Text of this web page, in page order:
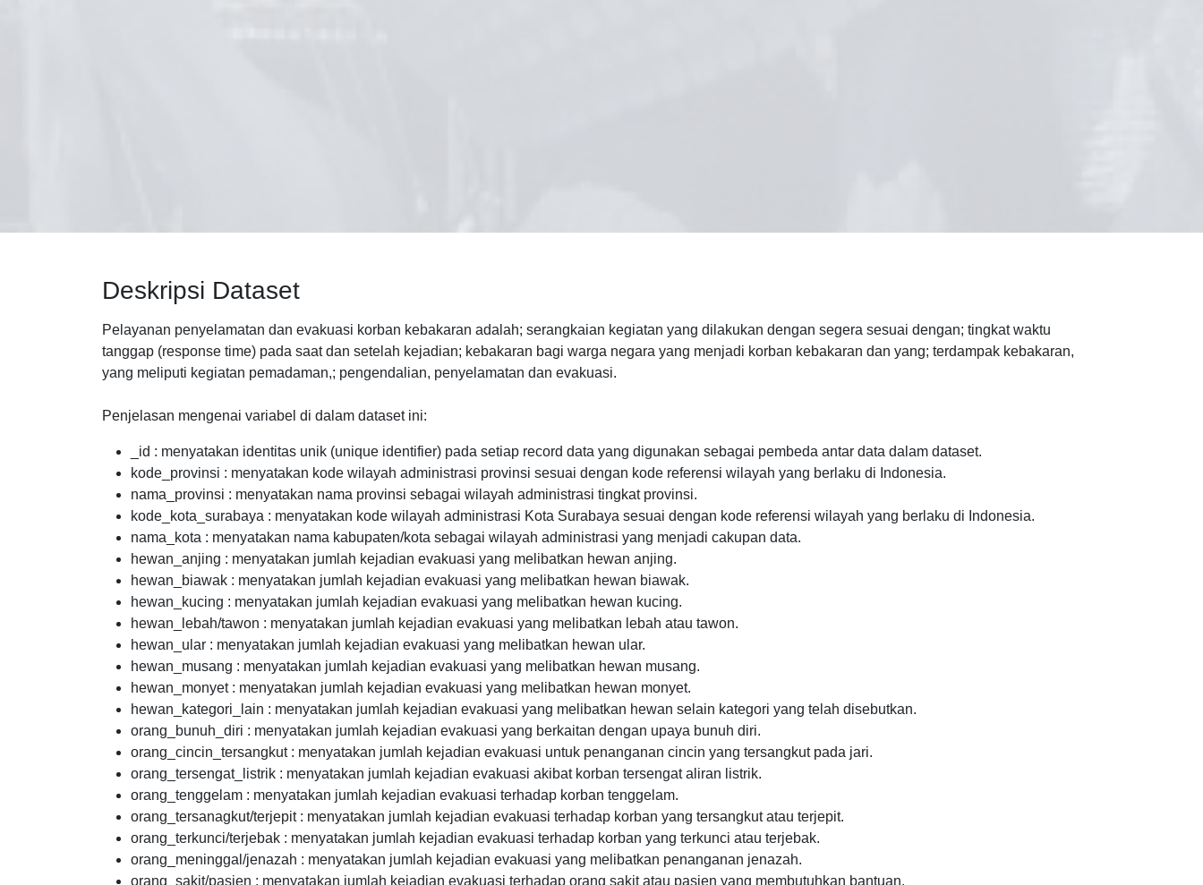
Deskripsi Dataset
Pelayanan penyelamatan dan evakuasi korban kebakaran adalah; serangkaian kegiatan yang dilakukan dengan segera sesuai dengan; tingkat waktu
tanggap (response time) pada saat dan setelah kejadian; kebakaran bagi warga negara yang menjadi korban kebakaran dan yang; terdampak kebakaran,
yang meliputi kegiatan pemadaman,; pengendalian, penyelamatan dan evakuasi.
Penjelasan mengenai variabel di dalam dataset ini:
_id : menyatakan identitas unik (unique identifier) pada setiap record data yang digunakan sebagai pembeda antar data dalam dataset.
kode_provinsi : menyatakan kode wilayah administrasi provinsi sesuai dengan kode referensi wilayah yang berlaku di Indonesia.
nama_provinsi : menyatakan nama provinsi sebagai wilayah administrasi tingkat provinsi.
kode_kota_surabaya : menyatakan kode wilayah administrasi Kota Surabaya sesuai dengan kode referensi wilayah yang berlaku di Indonesia.
nama_kota : menyatakan nama kabupaten/kota sebagai wilayah administrasi yang menjadi cakupan data.
hewan_anjing : menyatakan jumlah kejadian evakuasi yang melibatkan hewan anjing.
hewan_biawak : menyatakan jumlah kejadian evakuasi yang melibatkan hewan biawak.
hewan_kucing : menyatakan jumlah kejadian evakuasi yang melibatkan hewan kucing.
hewan_lebah/tawon : menyatakan jumlah kejadian evakuasi yang melibatkan lebah atau tawon.
hewan_ular : menyatakan jumlah kejadian evakuasi yang melibatkan hewan ular.
hewan_musang : menyatakan jumlah kejadian evakuasi yang melibatkan hewan musang.
hewan_monyet : menyatakan jumlah kejadian evakuasi yang melibatkan hewan monyet.
hewan_kategori_lain : menyatakan jumlah kejadian evakuasi yang melibatkan hewan selain kategori yang telah disebutkan.
orang_bunuh_diri : menyatakan jumlah kejadian evakuasi yang berkaitan dengan upaya bunuh diri.
orang_cincin_tersangkut : menyatakan jumlah kejadian evakuasi untuk penanganan cincin yang tersangkut pada jari.
orang_tersengat_listrik : menyatakan jumlah kejadian evakuasi akibat korban tersengat aliran listrik.
orang_tenggelam : menyatakan jumlah kejadian evakuasi terhadap korban tenggelam.
orang_tersanagkut/terjepit : menyatakan jumlah kejadian evakuasi terhadap korban yang tersangkut atau terjepit.
orang_terkunci/terjebak : menyatakan jumlah kejadian evakuasi terhadap korban yang terkunci atau terjebak.
orang_meninggal/jenazah : menyatakan jumlah kejadian evakuasi yang melibatkan penanganan jenazah.
orang_sakit/pasien : menyatakan jumlah kejadian evakuasi terhadap orang sakit atau pasien yang membutuhkan bantuan.